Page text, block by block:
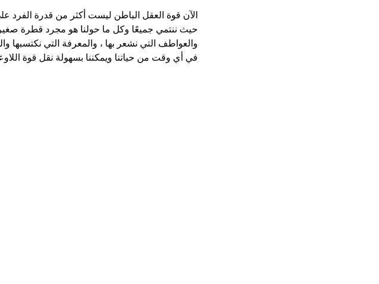
الآن قوة العقل الباطن ليست أكثر من قدرة الفرد
حيث ننتمي جميعًا وكل ما حولنا هو مجرد قطرة
والعواطف التي نشعر بها ، والمعرفة التي نكتسبها
في أي وقت من حياتنا ويمكننا بسهولة نقل قوة